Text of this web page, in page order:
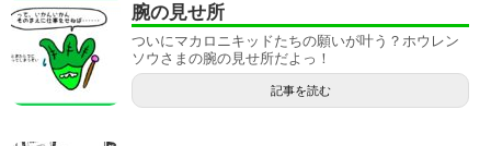
腕の見せ所
ついにマカロニキッドたちの願いが叶う？ホウレン
ソウさまの腕の見せ所だよっ！
記事を読む